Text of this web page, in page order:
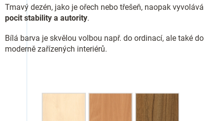
Tmavý dezén, jako je ořech nebo třešeň, naopak vyvolává
pocit stability a autority.
Bílá barva je skvělou volbou např. do ordinací, ale také do
moderně zařízených interiérů.